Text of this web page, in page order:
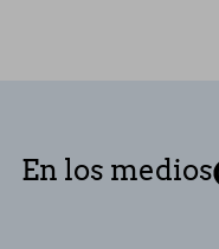
En los medios